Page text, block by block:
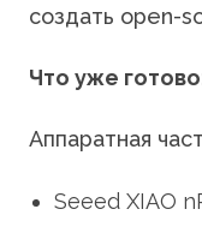
создать open-
Что уже
Аппаратная
Seeed XIAO